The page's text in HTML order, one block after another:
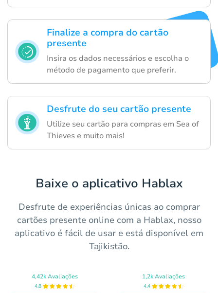
Finalize a compra do cartão
presente
Insira os dados necessários e escolha o
método de pagamento que preferir.
Desfrute do seu cartão presente
Utilize seu cartão para compras em Sea of
Thieves e muito mais!
Baixe o aplicativo Hablax
Desfrute de experiências únicas ao comprar
cartões presente online com a Hablax, nosso
aplicativo é fácil de usar e está disponível em
Tajikistão.
4,42k Avaliações
4.8
1,2k Avaliações
4.4